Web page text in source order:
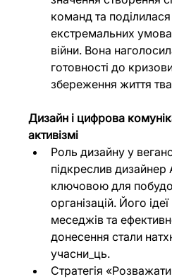
команд та
екстремальних
війни. Вона
готовності до
збереження життя
Дизайн і цифрова
активізмі
Роль дизайну у
підкреслив
ключовою для
організацій. Його
меседжів та
донесення стали
учасни_ць.
Стратегія